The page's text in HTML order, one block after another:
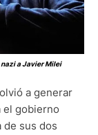
nazi a Javier Milei
a generar
el gobierno
de sus dos